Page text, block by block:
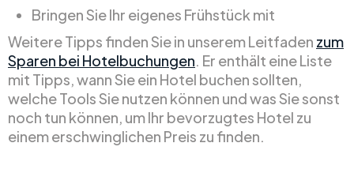
Bringen Sie Ihr eigenes Frühstück mit
Weitere Tipps finden Sie in unserem Leitfaden zum
Sparen bei Hotelbuchungen. Er enthält eine Liste
mit Tipps, wann Sie ein Hotel buchen sollten,
welche Tools Sie nutzen können und was Sie sonst
noch tun können, um Ihr bevorzugtes Hotel zu
einem erschwinglichen Preis zu finden.